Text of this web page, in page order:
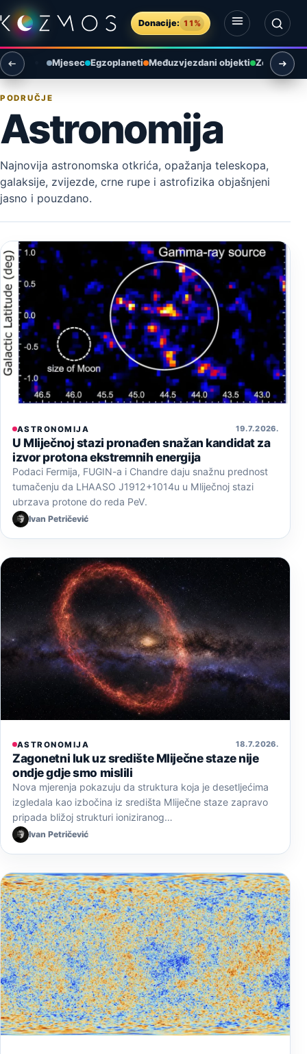
Preskoči na sadržaj
Donacije: 11%
Otvori izbornik
Otvori pretragu
Mjesec Egzoplaneti Međuzvjezdani objekti Zemlja i
PODRUČJE
Astronomija
Najnovija astronomska otkrića, opažanja teleskopa,
galaksije, zvijezde, crne rupe i astrofizika objašnjeni
jasno i pouzdano.
ASTRONOMIJA 19. 7. 2026.
U Mliječnoj stazi pronađen snažan kandidat za
izvor protona ekstremnih energija
Podaci Fermija, FUGIN-a i Chandre daju snažnu prednost
tumačenju da LHAASO J1912+1014u u Mliječnoj stazi
ubrzava protone do reda PeV.
Ivan Petričević
ASTRONOMIJA 18. 7. 2026.
Zagonetni luk uz središte Mliječne staze nije
ondje gdje smo mislili
Nova mjerenja pokazuju da struktura koja je desetljećima
izgledala kao izbočina iz središta Mliječne staze zapravo
pripada bližoj strukturi ioniziranog…
Ivan Petričević